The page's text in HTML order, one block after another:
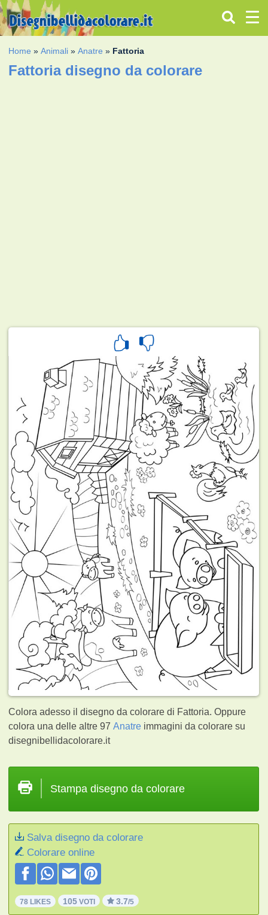
Home »Animali »Anatre » Fattoria
Fattoria disegno da colorare
Colora adesso il disegno da colorare di Fattoria. Oppure
colora una delle altre 97Anatre immagini da colorare su
disegnibellidacolorare.it
Stampa disegno da colorare
Salva disegno da colorare
Colorare online
78 LIKES 105 VOTI 3.7/5